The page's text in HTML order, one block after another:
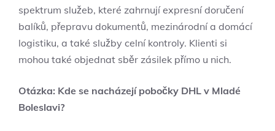
spektrum služeb, které zahrnují expresní doručení
balíků, přepravu dokumentů, mezinárodní a domácí
logistiku, a také služby celní kontroly. Klienti si
mohou také objednat sběr zásilek přímo u nich.
Otázka: Kde se nacházejí pobočky DHL v Mladé
Boleslavi?